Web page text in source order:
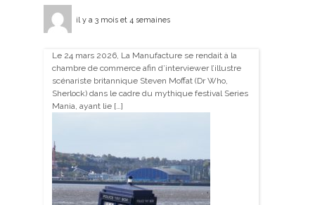
il y a 3 mois et 4 semaines
Le 24 mars 2026, La Manufacture se rendait à la
chambre de commerce afin d’interviewer l’illustre
scénariste britannique Steven Moffat (Dr Who,
Sherlock) dans le cadre du mythique festival Series
Mania, ayant lie […]